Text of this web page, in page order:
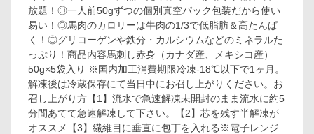
放題！◎一人前50gずつの個別真空パック包装だから使い
易い！◎馬肉のカロリーは牛肉の1/3で低脂肪＆高たんぱ
く！◎グリコーゲンや鉄分・カルシウムなどのミネラルた
っぷり！商品内容馬刺し赤身（カナダ産、メキシコ産）
50g×5袋入り ※国内加工消費期限冷凍-18℃以下で1ヶ月。
解凍後は冷蔵保存にて当日中にお召し上がりください。お
召し上がり方【1】流水で急速解凍未開封のまま流水に約5
分間あてて急速解凍して下さい。【2】芯を残す半解凍が
オススメ【3】繊維目に垂直に包丁を入れる※電子レンジ